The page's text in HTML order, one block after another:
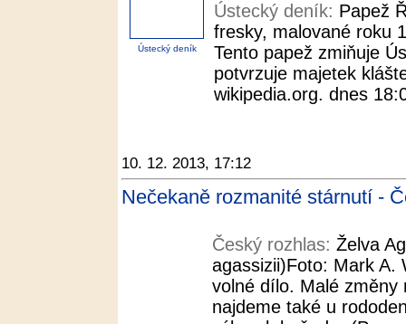
Ústecký deník
Ústecký deník: Papež
fresky, malované roku
Tento papež zmiňuje
potvrzuje majetek
wikipedia.org. dnes
10. 12. 2013, 17:12
Nečekaně rozmanité stárnutí -
Český rozhlas: Želva
agassizii)Foto: Mark A.
volné dílo. Malé změny
najdeme také u